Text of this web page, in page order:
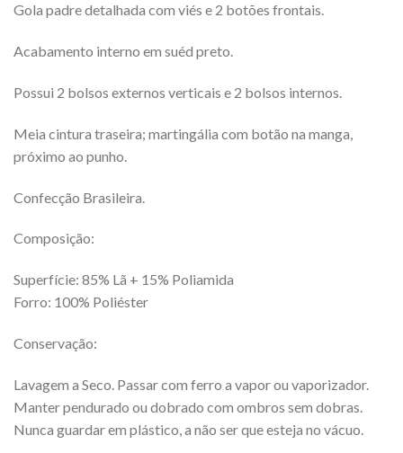
Gola padre detalhada com viés e 2 botões frontais.
Acabamento interno em suéd preto.
Possui 2 bolsos externos verticais e 2 bolsos internos.
Meia cintura traseira; martingália com botão na manga,
próximo ao punho.
Confecção Brasileira.
Composição:
Superfície: 85% Lã + 15% Poliamida
Forro: 100% Poliéster
Conservação:
Lavagem a Seco. Passar com ferro a vapor ou vaporizador.
Manter pendurado ou dobrado com ombros sem dobras.
Nunca guardar em plástico, a não ser que esteja no vácuo.